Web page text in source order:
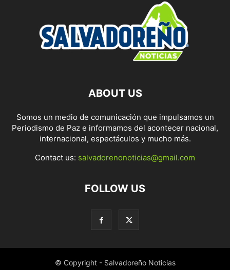
ABOUT US
Somos un medio de comunicación que impulsamos un
Periodismo de Paz e informamos del acontecer nacional,
internacional, espectáculos y mucho más.
Contact us: salvadorenonoticias@gmail.com
FOLLOW US
© Copyright - Salvadoreño Noticias